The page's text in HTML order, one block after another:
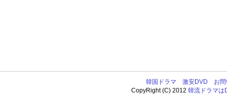
韓国ドラマ 激安DVD
お
CopyRight (C) 2012韓流ドラマは